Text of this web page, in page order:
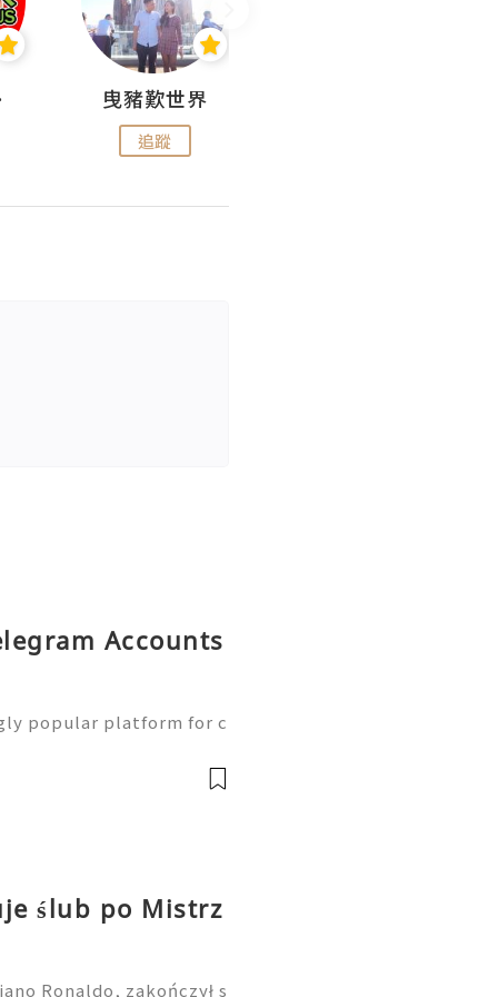
曳豬歎世界
追蹤
Accounts
popular platform for c
Businesses, creato
ślub po Mistrz
Ronaldo, zakończył s